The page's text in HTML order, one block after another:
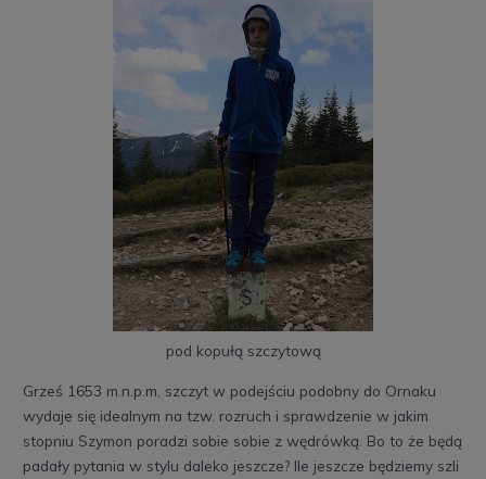
pod kopułą szczytową
Grześ 1653 m.n.p.m, szczyt w podejściu podobny do Ornaku
wydaje się idealnym na tzw. rozruch i sprawdzenie w jakim
stopniu Szymon poradzi sobie sobie z wędrówką. Bo to że będą
padały pytania w stylu daleko jeszcze? Ile jeszcze będziemy szli